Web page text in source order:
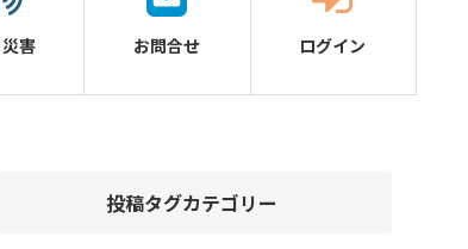
災害 お問合せ ログイン
投稿タグカテゴリー